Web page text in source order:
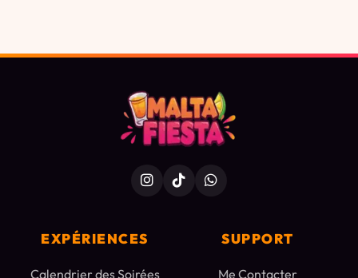
EXPÉRIENCES
Calendrier des Soirées
SUPPORT
Me Contacter